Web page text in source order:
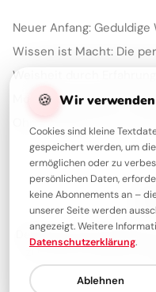
🍪 Wir verwenden
Cookies sind kleine
gespeichert werden, um
ermöglichen oder zu
persönlichen Daten,
keine Abonnements an –
unserer Seite werden
angezeigt. Weitere
Datenschutzerklärung.
Ablehnen
Debilder ist deine
zum Teilen. Entdecke